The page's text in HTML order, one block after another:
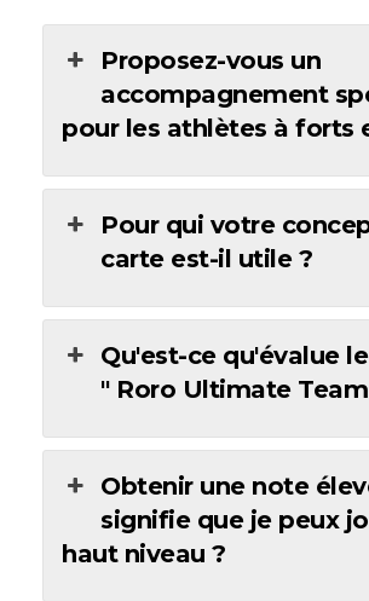
Proposez-vous un
accompagnement
pour les athlètes à forts
Pour qui votre
carte est-il utile ?
Qu'est-ce qu'évalue
" Roro Ultimate
Obtenir une note
signifie que je peux
haut niveau ?